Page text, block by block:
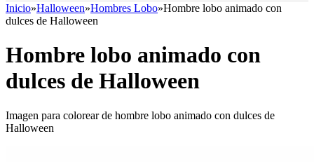
Inicio»Halloween»Hombres Lobo»Hombre lobo animado con
dulces de Halloween
Hombre lobo animado con
dulces de Halloween
Imagen para colorear de hombre lobo animado con dulces de
Halloween